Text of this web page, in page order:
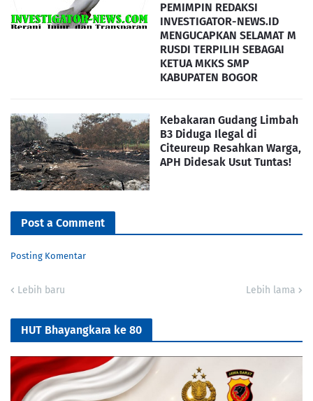
PEMIMPIN REDAKSI
INVESTIGATOR-NEWS.ID
MENGUCAPKAN SELAMAT M
RUSDI TERPILIH SEBAGAI
KETUA MKKS SMP
KABUPATEN BOGOR
Kebakaran Gudang Limbah
B3 Diduga Ilegal di
Citeureup Resahkan Warga,
APH Didesak Usut Tuntas!
Post a Comment
Posting Komentar
Lebih baru Lebih lama
HUT Bhayangkara ke 80